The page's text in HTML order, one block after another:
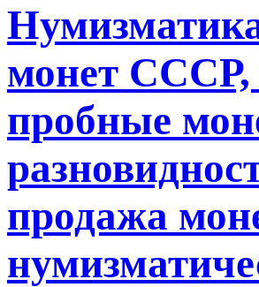
монет
пробные
продажа